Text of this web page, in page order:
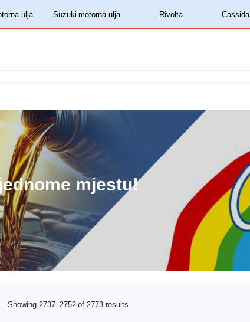
‏‏‎ ‎Shell motorna ulja‏‏‎ ‎ ‏‏‎ ‎Rivolta‏‏‎ ‎ ‏‏‎ ‎Cassida‏‏‎ ‎
mjestu!
Showing 2737–2752 of 2773 results